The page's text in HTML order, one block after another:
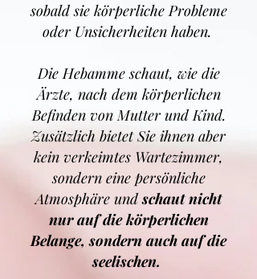
sobald sie körperliche Probleme
oder Unsicherheiten haben.
Die Hebamme schaut, wie die
Ärzte, nach dem körperlichen
Befinden von Mutter und Kind.
Zusätzlich bietet Sie ihnen aber
kein verkeimtes Wartezimmer,
sondern eine persönliche
Atmosphäre undschaut nicht
nur auf die körperlichen
Belange, sondern auch auf die
seelischen.